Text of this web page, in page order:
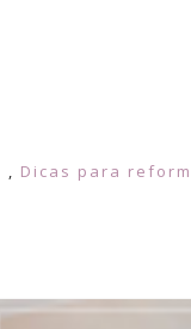
, Dicas para